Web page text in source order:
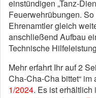
einstündigen „Tanz-
Feuerwehrübungen.
Ehrenamtler gleich
anschließend Aufbau
Technische
Mehr erfahrt Ihr auf 2
Cha-Cha-Cha bittet“ im
1/2024. Es ist